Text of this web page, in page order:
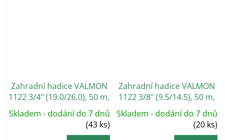
Zahradní hadice VALMON
1122 3/4" (19.0/26.0), 50 m,
průhledná zelená
Skladem - dodání do 7 dnů
(43 ks)
Zahradní hadice VALMON
1122 3/8" (9.5/14.5), 50 m,
průhledná zelená
Skladem - dodání do 7 dnů
(20 ks)